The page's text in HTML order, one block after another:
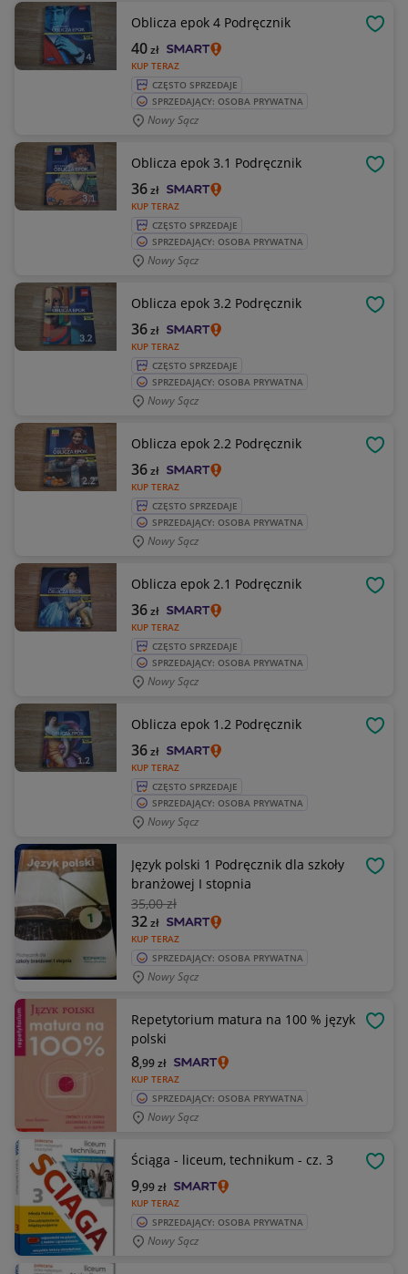
Oblicza epok 4 Podręcznik
KUP TERAZ
40zł
CZĘSTO SPRZEDAJE
SPRZEDAJĄCY: OSOBA PRYWATNA
Nowy Sącz
Oblicza epok 3.1 Podręcznik
KUP TERAZ
36zł
CZĘSTO SPRZEDAJE
SPRZEDAJĄCY: OSOBA PRYWATNA
Nowy Sącz
Oblicza epok 3.2 Podręcznik
KUP TERAZ
36zł
CZĘSTO SPRZEDAJE
SPRZEDAJĄCY: OSOBA PRYWATNA
Nowy Sącz
Oblicza epok 2.2 Podręcznik
KUP TERAZ
36zł
CZĘSTO SPRZEDAJE
SPRZEDAJĄCY: OSOBA PRYWATNA
Nowy Sącz
Oblicza epok 2.1 Podręcznik
KUP TERAZ
36zł
CZĘSTO SPRZEDAJE
SPRZEDAJĄCY: OSOBA PRYWATNA
Nowy Sącz
Oblicza epok 1.2 Podręcznik
KUP TERAZ
36zł
CZĘSTO SPRZEDAJE
SPRZEDAJĄCY: OSOBA PRYWATNA
Nowy Sącz
Język polski 1 Podręcznik dla szkoły
branżowej I stopnia
35,00 zł
KUP TERAZ
32zł
SPRZEDAJĄCY: OSOBA PRYWATNA
Nowy Sącz
Repetytorium matura na 100 % język
polski
KUP TERAZ
8,99zł
SPRZEDAJĄCY: OSOBA PRYWATNA
Nowy Sącz
Ściąga - liceum, technikum - cz. 3
KUP TERAZ
9,99zł
SPRZEDAJĄCY: OSOBA PRYWATNA
Nowy Sącz